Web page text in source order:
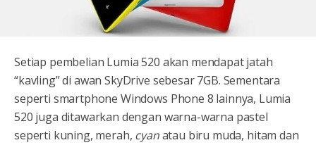
Setiap pembelian Lumia 520 akan mendapat jatah
“kavling” di awan SkyDrive sebesar 7GB. Sementara
seperti smartphone Windows Phone 8 lainnya, Lumia
520 juga ditawarkan dengan warna-warna pastel
seperti kuning, merah, cyanatau biru muda, hitam dan